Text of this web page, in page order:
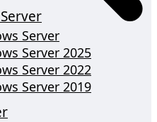
Server
Server 2025
Server 2022
Server 2019